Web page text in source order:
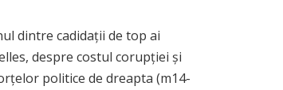
dintre cadidații de top ai
despre costul corupției și
politice de dreapta (m14-